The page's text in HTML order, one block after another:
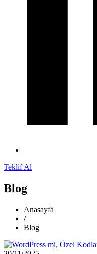
Teklif Al
Blog
Anasayfa
/
Blog